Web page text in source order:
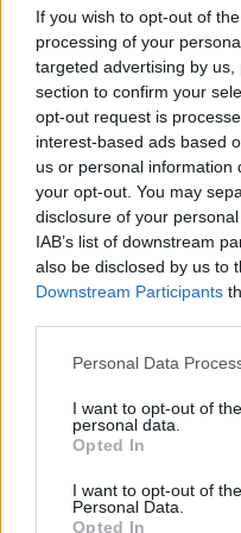
If you wish to opt-out of
processing of your
targeted advertising by
section to confirm your
opt-out request is
interest-based ads based
us or personal information
your opt-out. You may
disclosure of your
IAB’s list of downstream
also be disclosed by us to
Downstream Participants
Personal Data
I want to opt-out of
personal data.
Opted In
I want to opt-out of
Personal Data.
Opted In
05/08/2026 - 17:39
ΗΠΑ: Επιβράδυνση των
τομέα τον Ιούλιο -
θέσεις εργασίας
05/08/2026 - 17:16 ΚΟΣΜΟΣ
Τ. Θεοδωρικάκος:
έρευνα και την
05/08/2026 - 16:51 ΠΟΛΙΤΙΚΗ
ΔΗΜΟΦΙΛΗ